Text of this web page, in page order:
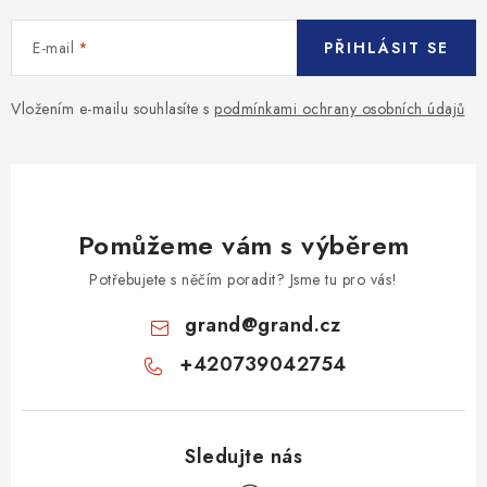
KONTAKTY
Velkoobchod O nás Kontakty
Náhradní plnění
E-mail
Vložením e-mailu souhlasíte s podmínkami ochrany osobních údajů
PŘIHLÁSIT SE
Pomůžeme vám s výběrem
Potřebujete s něčím poradit? Jsme tu pro vás!
grand@grand.cz
+420739042754